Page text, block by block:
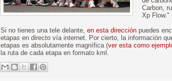
Carbon,
Xp Flow."
Si no tienes una tele delante, en esta dirección puedes
etapas en directo vía internet. Por cierto, la información
etapas es absolutamente magnífica (ver esta como
la ruta de cada etapa en formato kml.